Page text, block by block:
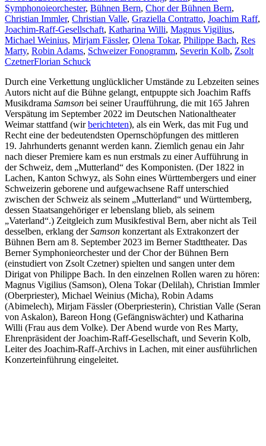
Symphonoieorchester, Bühnen Bern, Chor der Bühnen Bern,
Christian Immler, Christian Valle, Graziella Contratto, Joachim Raff,
Joachim-Raff-Gesellschaft, Katharina Willi, Magnus Vigilius,
Michael Weinius, Mirjam Fässler, Olena Tokar, Philippe Bach, Res
Marty, Robin Adams, Schweizer Fonogramm, Severin Kolb, Zsolt
CzetnerFlorian Schuck
Durch eine Verkettung unglücklicher Umstände zu Lebzeiten seines
Autors nicht auf die Bühne gelangt, entpuppte sich Joachim Raffs
Musikdrama Samson bei seiner Uraufführung, die mit 165 Jahren
Verspätung im September 2022 im Deutschen Nationaltheater
Weimar stattfand (wirberichteten), als ein Werk, das mit Fug und
Recht eine der bedeutendsten Opernschöpfungen des mittleren
19. Jahrhunderts genannt werden kann. Ziemlich genau ein Jahr
nach dieser Premiere kam es nun erstmals zu einer Aufführung in
der Schweiz, dem „Mutterland“ des Komponisten. (Der 1822 in
Lachen, Kanton Schwyz, als Sohn eines Württembergers und einer
Schweizerin geborene und aufgewachsene Raff unterschied
zwischen der Schweiz als seinem „Mutterland“ und Württemberg,
dessen Staatsangehöriger er lebenslang blieb, als seinem
„Vaterland“.) Zeitgleich zum Musikfestival Bern, aber nicht als Teil
desselben, erklang derSamson konzertant als Extrakonzert der
Bühnen Bern am 8. September 2023 im Berner Stadttheater. Das
Berner Symphonieorchester und der Chor der Bühnen Bern
(einstudiert von Zsolt Czetner) spielten und sangen unter dem
Dirigat von Philippe Bach. In den einzelnen Rollen waren zu hören:
Magnus Vigilius (Samson), Olena Tokar (Delilah), Christian Immler
(Oberpriester), Michael Weinius (Micha), Robin Adams
(Abimelech), Mirjam Fässler (Oberpriesterin), Christian Valle (Seran
von Askalon), Bareon Hong (Gefängniswächter) und Katharina
Willi (Frau aus dem Volke). Der Abend wurde von Res Marty,
Ehrenpräsident der Joachim-Raff-Gesellschaft, und Severin Kolb,
Leiter des Joachim-Raff-Archivs in Lachen, mit einer ausführlichen
Konzerteinführung eingeleitet.